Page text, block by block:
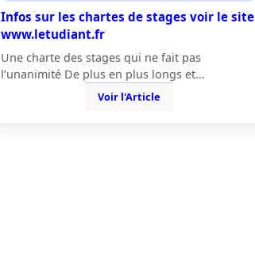
Infos sur les chartes de stages voir le site
www.letudiant.fr
Une charte des stages qui ne fait pas
l’unanimité De plus en plus longs et…
Voir l'Article